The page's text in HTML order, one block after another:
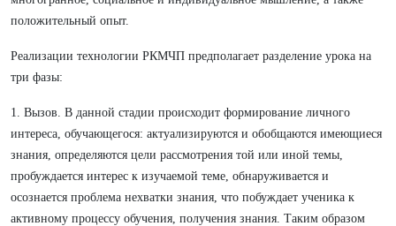
положительный опыт.
Реализации технологии РКМЧП предполагает разделение урока на
три фазы:
1. Вызов. В данной стадии происходит формирование личного
интереса, обучающегося: актуализируются и обобщаются имеющиеся
знания, определяются цели рассмотрения той или иной темы,
пробуждается интерес к изучаемой теме, обнаруживается и
осознается проблема нехватки знания, что побуждает ученика к
активному процессу обучения, получения знания. Таким образом